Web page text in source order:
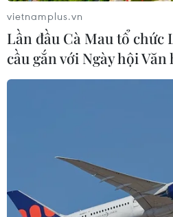
vietnamplus.vn
Lần đầu Cà Mau tổ chức
cầu gắn với Ngày hội Văn